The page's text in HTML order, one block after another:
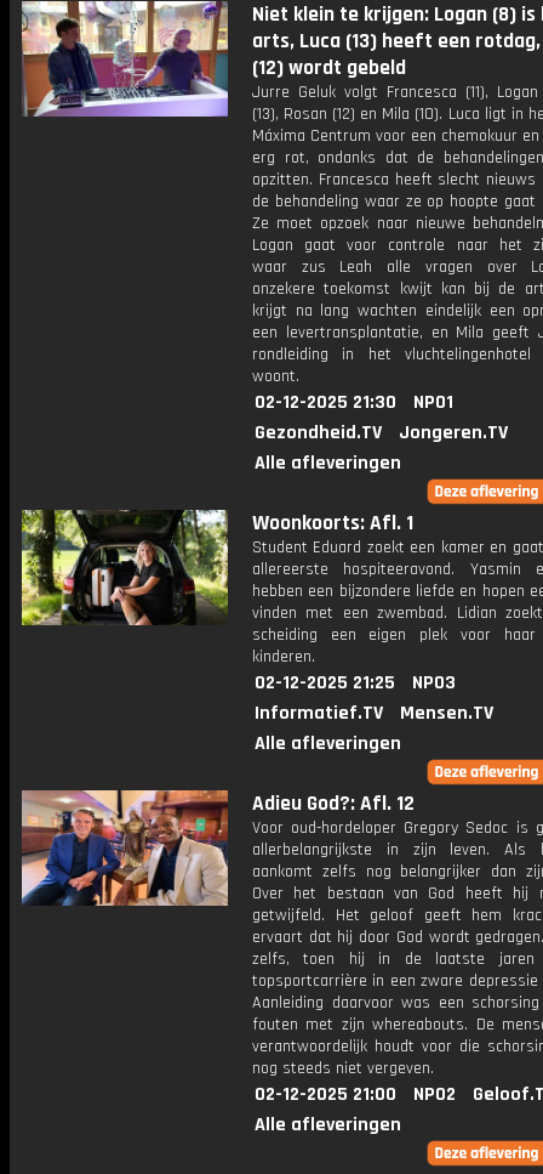
Niet klein te krijgen: Logan (8) is
arts, Luca (13) heeft een rotdag,
(12) wordt gebeld
Jurre Geluk volgt Francesca (11),
(13), Rosan (12) en Mila (10). Luca ligt in
Máxima Centrum voor een chemokuur
erg rot, ondanks dat de
opzitten. Francesca heeft slecht nieuws
de behandeling waar ze op hoopte gaat
Ze moet opzoek naar nieuwe
Logan gaat voor controle naar het
waar zus Leah alle vragen over
onzekere toekomst kwijt kan bij de
krijgt na lang wachten eindelijk een
een levertransplantatie, en Mila geeft
rondleiding in het
woont.
02-12-2025 21:30
NPO1
Gezondheid.TV
Jongeren.TV
Alle afleveringen
Woonkoorts: Afl. 1
Student Eduard zoekt een kamer en
allereerste hospiteeravond. Yasmin
hebben een bijzondere liefde en hopen
vinden met een zwembad. Lidian
scheiding een eigen plek voor
kinderen.
02-12-2025 21:25
NPO3
Informatief.TV
Mensen.TV
Alle afleveringen
Adieu God?: Afl. 12
Voor oud-hordeloper Gregory Sedoc is
allerbelangrijkste in zijn leven. Als
aankomt zelfs nog belangrijker dan
Over het bestaan van God heeft hij
getwijfeld. Het geloof geeft hem
ervaart dat hij door God wordt
zelfs, toen hij in de laatste jaren
topsportcarrière in een zware depressie
Aanleiding daarvoor was een
fouten met zijn whereabouts. De
verantwoordelijk houdt voor die
nog steeds niet vergeven.
02-12-2025 21:00 NPO2
Alle afleveringen